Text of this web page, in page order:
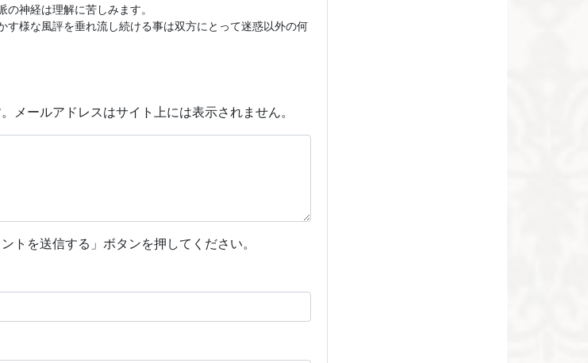
神経は理解に苦しみます。
す様な風評を垂れ流し続ける事は双方にとって迷惑以外の何
メールアドレスはサイト上には表示されません。
トを送信する」ボタンを押してください。